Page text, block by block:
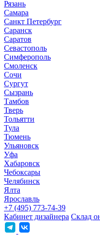
Рязань
Самара
Санкт Петербург
Саранск
Саратов
Севастополь
Симферополь
Смоленск
Сочи
Сургут
Сызрань
Тамбов
Тверь
Тольятти
Тула
Тюмень
Ульяновск
Уфа
Хабаровск
Чебоксары
Челябинск
Ялта
Ярославль
+7 (495) 773-74-39
Кабинет дизайнера Склад